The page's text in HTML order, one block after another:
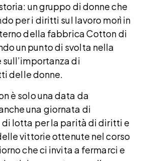
un gruppo di donne che
per i diritti sul lavoro morì in
della fabbrica Cotton di
un punto di svolta nella
di
delle donne.
è solo una data da
una giornata di
lotta per la parità di diritti e
vittorie ottenute nel corso
che ci invita a fermarci e